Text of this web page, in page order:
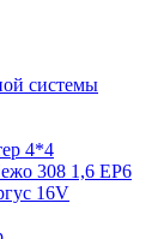
системы
4*4
308 1,6 EP6
16V